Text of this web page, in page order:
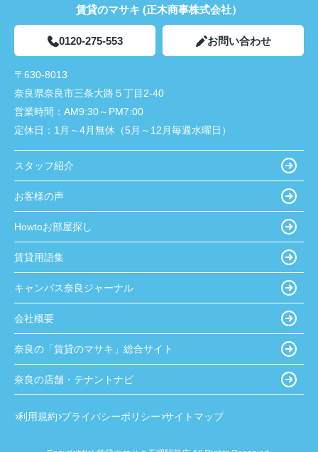
賃貸のマサキ (正木商事株式会社）
0120-275-553 お問い合わせ
〒630-8013
奈良県奈良市三条大路５丁目2-40
営業時間： AM9:30～PM7:00
定休日： 1月～4月無休（5月～12月毎週水曜日）
スタッフ紹介
お客様の声
Howtoお部屋探し
賃貸用語集
キャンパス奈良ジャーナル
会社概要
奈良の「賃貸のマサキ」総合サイト
奈良の店舗・テナントナビ
利用規約 プライバシーポリシー サイトマップ